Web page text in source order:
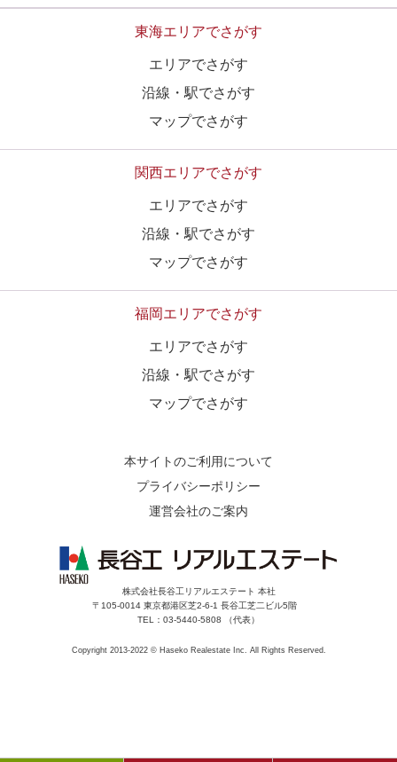
東海エリアでさがす
エリアでさがす
沿線・駅でさがす
マップでさがす
関西エリアでさがす
エリアでさがす
沿線・駅でさがす
マップでさがす
福岡エリアでさがす
エリアでさがす
沿線・駅でさがす
マップでさがす
本サイトのご利用について
プライバシーポリシー
運営会社のご案内
株式会社長谷工リアルエステート 本社
〒105-0014 東京都港区芝2-6-1 長谷工芝二ビル5階
TEL：03-5440-5808 （代表）
Copyright 2013-2022 © Haseko Realestate Inc. All Rights Reserved.